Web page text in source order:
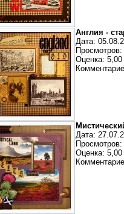
Англия -
Дата:
Просмотров:
Оценка: 5,00
Дата:
Просмотров:
Оценка: 5,00